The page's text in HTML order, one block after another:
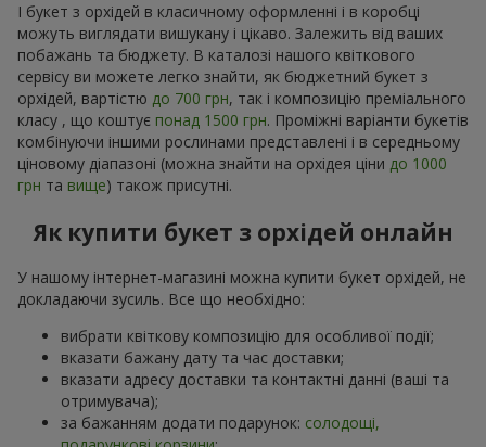
І букет з орхідей в класичному оформленні і в коробці
можуть виглядати вишукану і цікаво. Залежить від ваших
побажань та бюджету. В каталозі нашого квіткового
сервісу ви можете легко знайти, як бюджетний букет з
орхідей, вартістю до 700 грн, так і композицію преміального
класу , що коштує понад 1500 грн. Проміжні варіанти букетів
комбінуючи іншими рослинами представлені і в середньому
ціновому діапазоні (можна знайти на орхідея ціни до 1000
грн та вище) також присутні.
Як купити букет з орхідей онлайн
У нашому інтернет-магазині можна купити букет орхідей, не
докладаючи зусиль. Все що необхідно:
вибрати квіткову композицію для особливої події;
вказати бажану дату та час доставки;
вказати адресу доставки та контактні данні (ваші та
отримувача);
за бажанням додати подарунок: солодощі,